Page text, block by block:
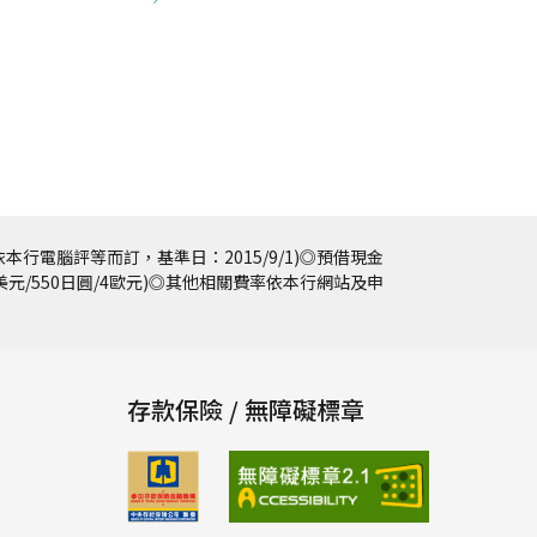
行電腦評等而訂，基準日：2015/9/1)◎預借現金
元/550日圓/4歐元)◎其他相關費率依本行網站及申
存款保險 / 無障礙標章